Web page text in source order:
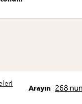
Arayın
+ 268